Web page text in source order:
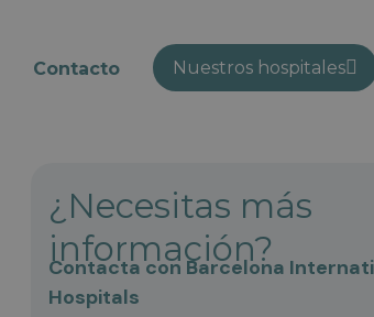
Contacto Nuestros hospitales
¿Necesitas más
información?
Contacta con Barcelona
Hospitals